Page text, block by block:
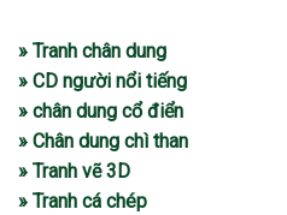
» Tranh chân dung
» CD người nổi tiếng
» chân dung cổ điển
» Chân dung chì than
» Tranh vẽ 3D
» Tranh cá chép